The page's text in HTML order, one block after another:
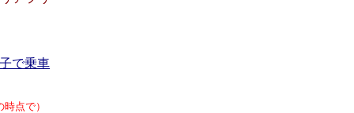
で乗車
点で）